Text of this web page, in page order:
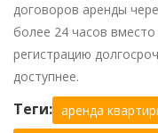
договоров аренды
более 24 часов
регистрацию
доступнее.
Теги: аренда